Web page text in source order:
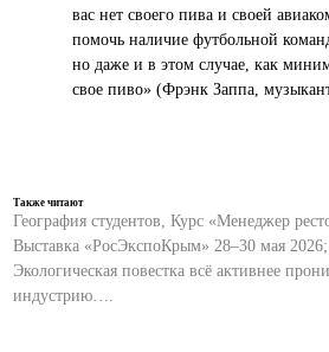
вас нет своего пива и своей
помочь наличие футбольной
но даже и в этом случае, как
свое пиво» (Фрэнк Заппа,
Также читают
География студентов, Курс «Менеджер
Выставка «РосЭкспоКрым» 28–30 мая
Экологическая повестка всё активнее
индустрию….